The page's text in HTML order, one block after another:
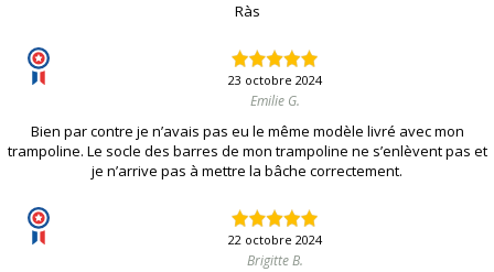
Ràs
23 octobre 2024
Emilie G.
Bien par contre je n’avais pas eu le même modèle livré avec mon
trampoline. Le socle des barres de mon trampoline ne s’enlèvent pas et
je n’arrive pas à mettre la bâche correctement.
22 octobre 2024
Brigitte B.